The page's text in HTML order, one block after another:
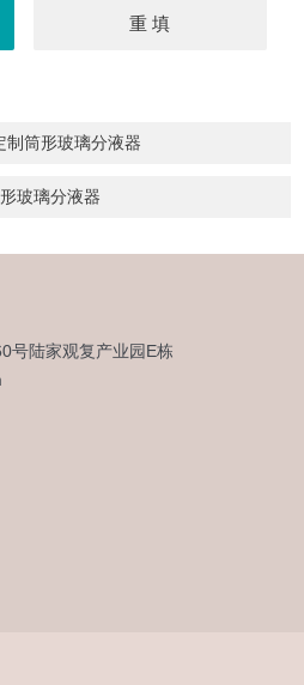
制筒形玻璃分液器
玻璃分液器
号陆家观复产业园E栋